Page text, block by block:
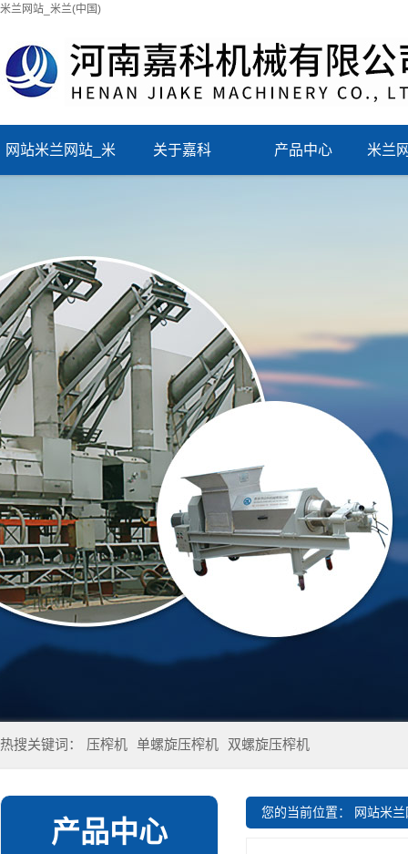
米兰网站_米兰(中国)
网站米兰网站_米 关于嘉科 产品中心 米兰
热搜关键词： 压榨机 单螺旋压榨机 双螺旋压榨机
您的当前位置： 网站米
产品中心